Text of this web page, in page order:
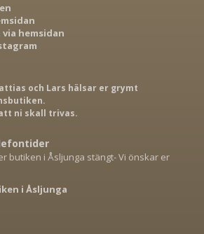
hemsidan
och Lars hälsar er grymt
ni skall trivas.
butiken i Åsljunga stängt- Vi önskar er
i Åsljunga